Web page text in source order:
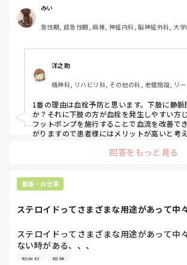
みい
急性期, 超急性期, 病棟, 神経内科, 脳神経外科, 大
洋之助
精神科, リハビリ科, その他の科, 老健施設, リ
1番の理由は血栓予防と思います。下肢に静
か？それに下肢の方が血栓を発生しやすい方
フットポンプを施行することで血流を改善で
がりますので患者様にはメリットが高いと考
ので、治療方法について理解する必要がある
回答をもっと見る
看護・お仕事
ステロイドってさまざまな用途があって中
ステロイドってさまざまな用途があって中
ない時がある、、、
Naが急激に落ちて電解質異常をきたした
脳外科 病棟